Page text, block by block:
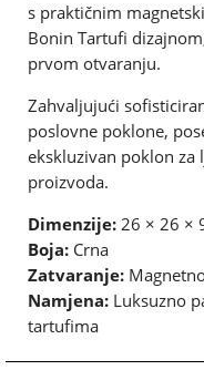
s praktičnim
Bonin Tartufi
prvom otvaranju.
Zahvaljujući
poslovne poklone,
ekskluzivan poklon
proizvoda.
Dimenzije: 26 × 26 ×
Boja: Crna
Zatvaranje:
Namjena: Luksuzno
tartufima